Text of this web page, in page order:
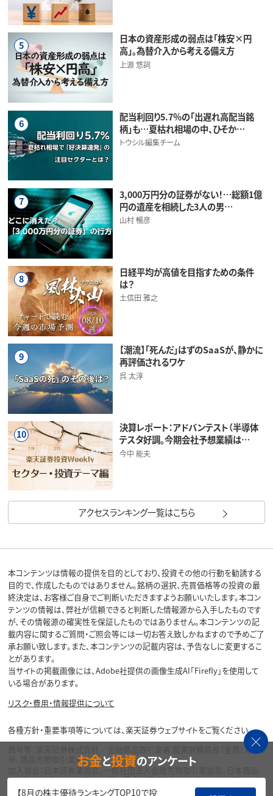
5
日本の資産形成の弱点は「株安×円
高」。為替介入から考える備え方
上源 悠詞
6
配当利回り5.7％の「出遅れ高配当銘
柄」も…夏枯れ相場の中、ひそか…
トウシル編集チーム
7
3,000万円分の証券がない！…総額1億
円の遺産を相続した3人の男…
山村 暢彦
8
日経平均が高値を目指すための条件
は？
土信田 雅之
9
【潮流】「死んだ」はずのSaaSが、静かに
再評価されるワケ
呉 太淳
10
決算レポート：アドバンテスト（半導体
テスタ好調。今期会社予想業績は…
今中 能夫
アクセスランキング一覧はこちら
本コンテンツは情報の提供を目的としており、投資その他の行動を勧誘する
目的で、作成したものではありません。銘柄の選択、売買価格等の投資の最
終決定は、お客様ご自身でご判断いただきますようお願いいたします。本コン
テンツの情報は、弊社が信頼できると判断した情報源から入手したものです
が、その情報源の確実性を保証したものではありません。本コンテンツの記
載内容に関するご質問・ご照会等には一切お答え致しかねますので予めご了
承お願い致します。また、本コンテンツの記載内容は、予告なしに変更するこ
とがあります。
当サイトの掲載画像には、Adobe社提供の画像生成AI「Firefly」を使用して
いる場合があります。
リスク・費用・情報提供について
各種方針・重要事項等については、楽天証券ウェブサイトをご覧ください。
商号等：楽天証券株式会社／金融商品取引業者 関東財務局長（金商）第195
号、商品先物取引業者
加入協会：日本証券業協会、一般社団法人金融先物取引業協会、日本商品
先物取引協会、一般社団法人第二種金融商品取引業協会、一般社団法人資
産運用業協会
お金と投資のアンケート
【8月の株主優待ランキングTOP10で投